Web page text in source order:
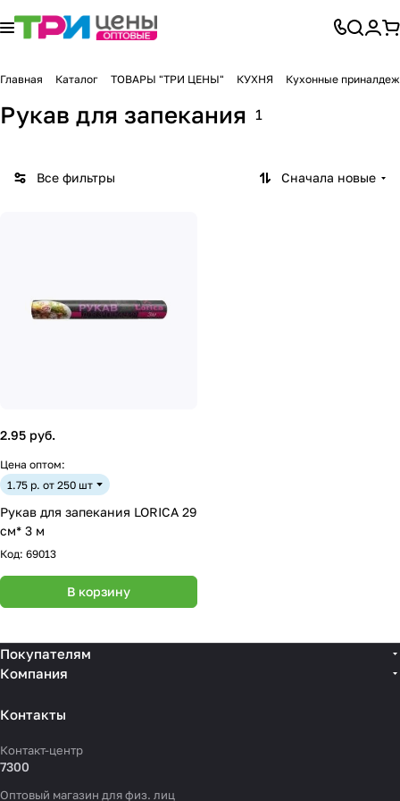
Главная Каталог ТОВАРЫ "ТРИ ЦЕНЫ" КУХНЯ Кухонные
Рукав для запекания 1
Все фильтры Сначала новые
2.95 руб.
Цена оптом:
1.75 р. от 250 шт
Рукав для запекания LORICA 29
см* 3 м
Код: 69013
В корзину
Покупателям
Компания
Контакты
Контакт-центр
7300
Оптовый магазин для физ. лиц